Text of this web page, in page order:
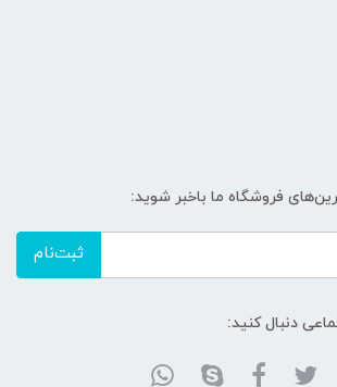
فروشگاه ما باخبر شوید:
ثبت‌نام
دنبال کنید: